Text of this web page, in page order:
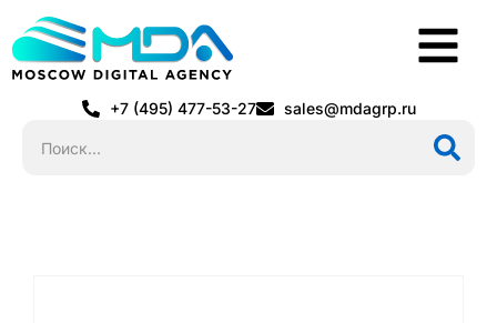
+7 (495) 477-53-27 sales@mdagrp.ru